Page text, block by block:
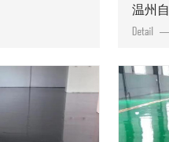
温州